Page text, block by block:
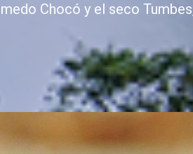
Chocó y el seco